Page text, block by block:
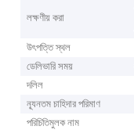
লক্ষণীয় করা
উৎপত্তি স্থল
ডেলিভারি সময়
দলিল
ন্যূনতম চাহিদার পরিমাণ
পরিচিতিমুলক নাম